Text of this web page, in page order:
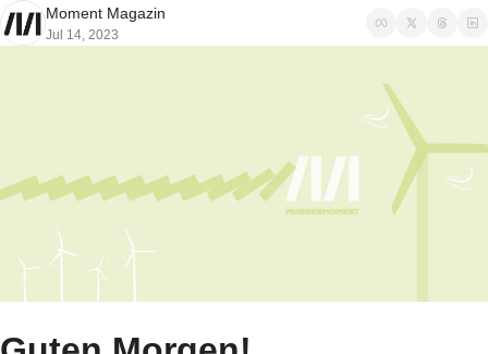
Moment Magazin
Jul 14, 2023